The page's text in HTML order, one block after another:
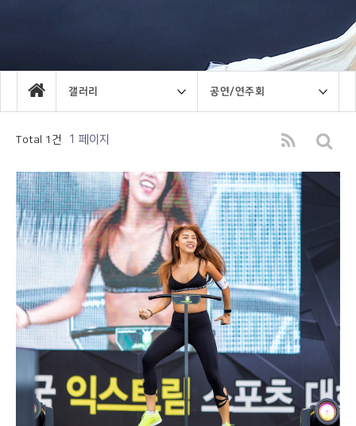
갤러리 공연/연주회
Total 1건 1 페이지